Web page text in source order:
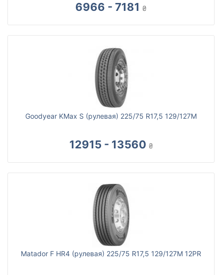
6966 - 7181 ₴
Goodyear KMax S (рулевая) 225/75 R17,5 129/127M
12915 - 13560 ₴
Matador F HR4 (рулевая) 225/75 R17,5 129/127M 12PR